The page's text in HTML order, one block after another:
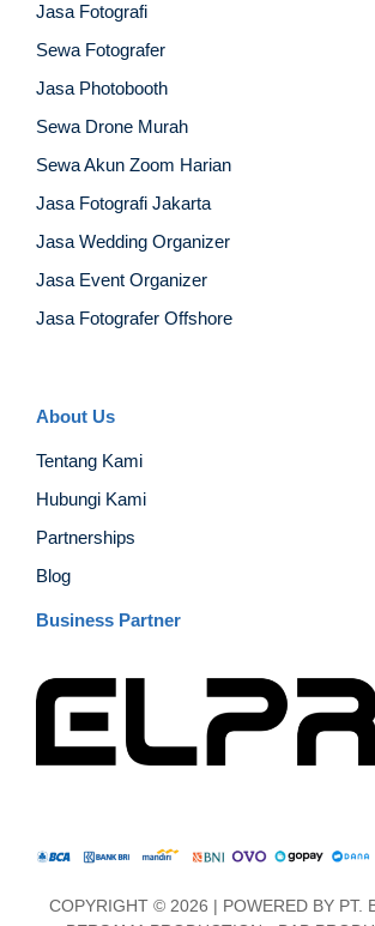
Jasa Fotografi
Sewa Fotografer
Jasa Photobooth
Sewa Drone Murah
Sewa Akun Zoom Harian
Jasa Fotografi Jakarta
Jasa Wedding Organizer
Jasa Event Organizer
Jasa Fotografer Offshore
About Us
Tentang Kami
Hubungi Kami
Partnerships
Blog
Business Partner
COPYRIGHT © 2026 | POWERED BY PT.